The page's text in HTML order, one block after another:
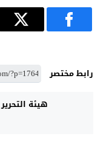
رابط مختصر
هيئة التحرير